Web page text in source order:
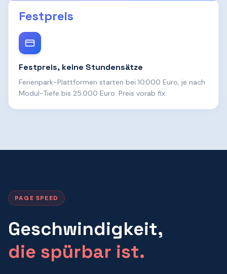
Festpreis
Festpreis, keine Stundensätze
Ferienpark-Plattformen starten bei 10.000 Euro, je nach
Modul-Tiefe bis 25.000 Euro. Preis vorab fix.
PAGE SPEED
Geschwindigkeit,
die spürbar ist.